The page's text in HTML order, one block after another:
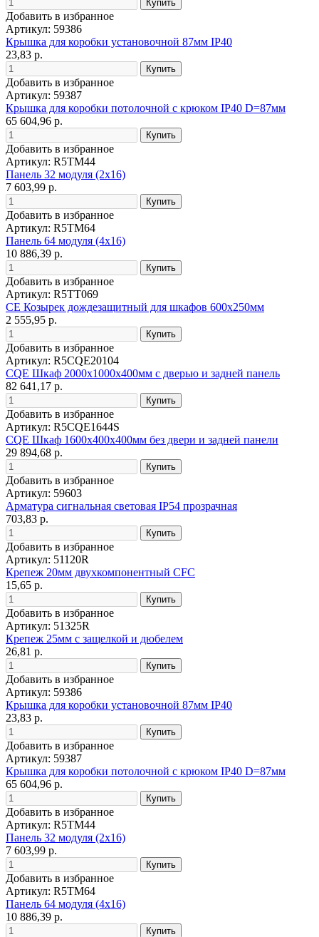
Добавить в избранное
Артикул: 59386
Крышка для коробки установочной 87мм IP40
23,83 р.
Добавить в избранное
Артикул: 59387
Крышка для коробки потолочной с крюком IP40 D=87мм
65 604,96 р.
Добавить в избранное
Артикул: R5TM44
Панель 32 модуля (2x16)
7 603,99 р.
Добавить в избранное
Артикул: R5TM64
Панель 64 модуля (4x16)
10 886,39 р.
Добавить в избранное
Артикул: R5TT069
CE Козырек дождезащитный для шкафов 600x250мм
2 555,95 р.
Добавить в избранное
Артикул: R5CQE20104
CQE Шкаф 2000x1000x400мм с дверью и задней панель
82 641,17 р.
Добавить в избранное
Артикул: R5CQE1644S
CQE Шкаф 1600x400x400мм без двери и задней панели
29 894,68 р.
Добавить в избранное
Артикул: 59603
Арматура сигнальная световая IP54 прозрачная
703,83 р.
Добавить в избранное
Артикул: 51120R
Крепеж 20мм двухкомпонентный CFC
15,65 р.
Добавить в избранное
Артикул: 51325R
Крепеж 25мм с защелкой и дюбелем
26,81 р.
Добавить в избранное
Артикул: 59386
Крышка для коробки установочной 87мм IP40
23,83 р.
Добавить в избранное
Артикул: 59387
Крышка для коробки потолочной с крюком IP40 D=87мм
65 604,96 р.
Добавить в избранное
Артикул: R5TM44
Панель 32 модуля (2x16)
7 603,99 р.
Добавить в избранное
Артикул: R5TM64
Панель 64 модуля (4x16)
10 886,39 р.